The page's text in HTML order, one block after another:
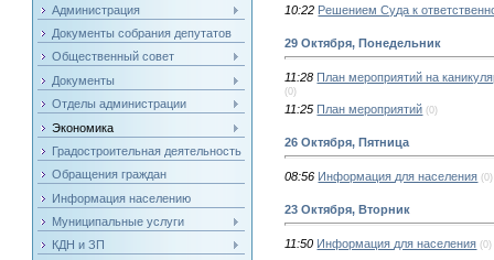
Администрация
Документы собрания депутатов
Общественный совет
Документы
Отделы администрации
Экономика
Градостроительная деятельность
Обращения граждан
Информация населению
Муниципальные услуги
КДН и ЗП
10:22 Решением Суда к
29 Октября, Понедельник
11:28 План мероприятий на
(0)
11:25 План мероприятий (0)
26 Октября, Пятница
08:56 Информация для населения (0)
23 Октября, Вторник
11:50 Информация для населения (0)